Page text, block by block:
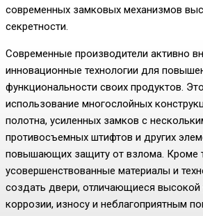
современных замковых механизмов
секретности.
Современные производители активно
инновационные технологии для
функциональности своих продуктов.
использование многослойных
полотна, усиленных замков с
противосъемных штифтов и других
повышающих защиту от взлома. Кроме
усовершенствованные материалы и
создать двери, отличающиеся высокой
коррозии, износу и неблагоприятным